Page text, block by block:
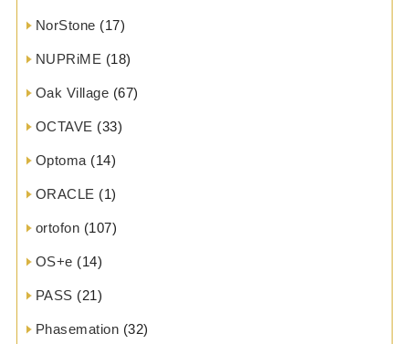
NorStone (17)
NUPRiME (18)
Oak Village (67)
OCTAVE (33)
Optoma (14)
ORACLE (1)
ortofon (107)
OS+e (14)
PASS (21)
Phasemation (32)